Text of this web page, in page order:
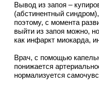
Вывод из запоя –
(абстинентный
поэтому, с момента
выйти из запоя можно,
как инфаркт миокарда,
Врач, с помощью
понижается
нормализуется